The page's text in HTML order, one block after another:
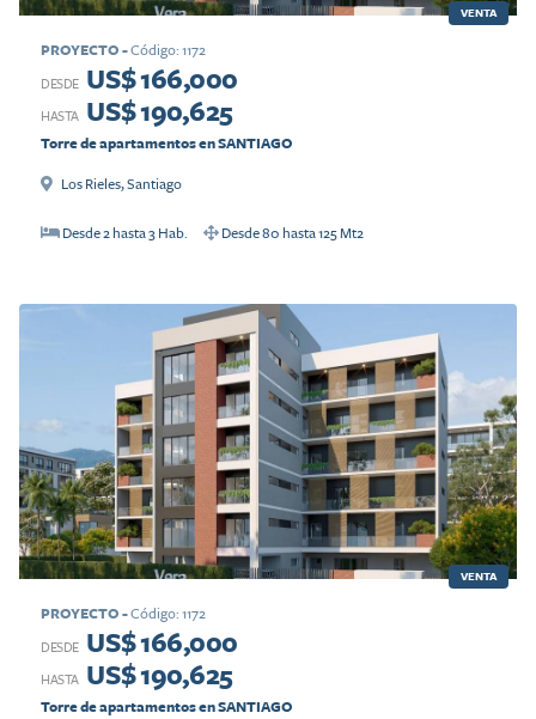
VENTA
PROYECTO -Código: 1172
DESDE US$ 166,000
HASTA US$ 190,625
Torre de apartamentos en SANTIAGO
Los Rieles,Santiago
Desde2 hasta3 Hab. Desde80 hasta125Mt2
VENTA
PROYECTO -Código: 1172
DESDE US$ 166,000
HASTA US$ 190,625
Torre de apartamentos en SANTIAGO